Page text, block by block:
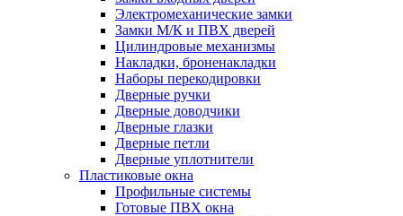
Электромеханические замки
Замки М/К и ПВХ дверей
Цилиндровые механизмы
Накладки, броненакладки
Наборы перекодировки
Дверные ручки
Дверные доводчики
Дверные глазки
Дверные петли
Дверные уплотнители
Пластиковые окна
Профильные системы
Готовые ПВХ окна